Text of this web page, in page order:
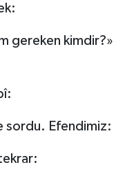
gereken kimdir?»
sordu. Efendimiz: